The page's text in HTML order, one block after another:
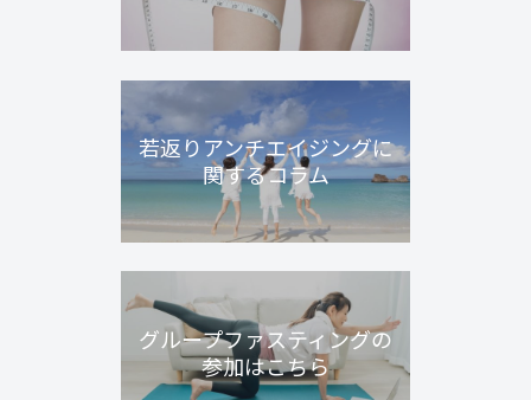
若返りアンチエイジングに
関するコラム
グループファスティングの
参加はこちら